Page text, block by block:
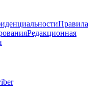
Правила
Редакционная